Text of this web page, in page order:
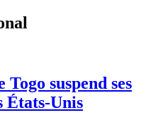
suspend ses
États-Unis